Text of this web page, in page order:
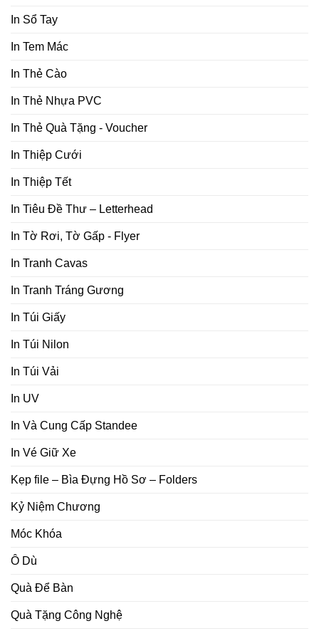
In Sổ Tay
In Tem Mác
In Thẻ Cào
In Thẻ Nhựa PVC
In Thẻ Quà Tặng - Voucher
In Thiệp Cưới
In Thiệp Tết
In Tiêu Đề Thư – Letterhead
In Tờ Rơi, Tờ Gấp - Flyer
In Tranh Cavas
In Tranh Tráng Gương
In Túi Giấy
In Túi Nilon
In Túi Vải
In UV
In Và Cung Cấp Standee
In Vé Giữ Xe
Kẹp file – Bìa Đựng Hồ Sơ – Folders
Kỷ Niệm Chương
Móc Khóa
Ô Dù
Quà Để Bàn
Quà Tặng Công Nghệ